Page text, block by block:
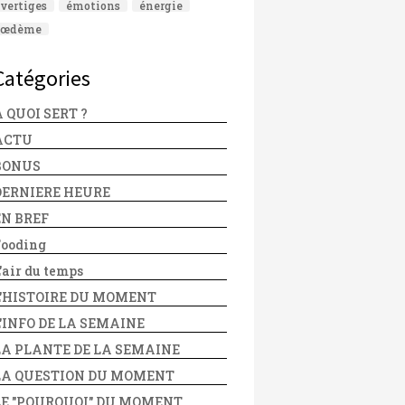
vertiges émotions
énergie
œdème
QUOI SERT ?
HEURE
BREF
du temps
DU MOMENT
DE LA SEMAINE
PLANTE DE LA SEMAINE
QUESTION DU MOMENT